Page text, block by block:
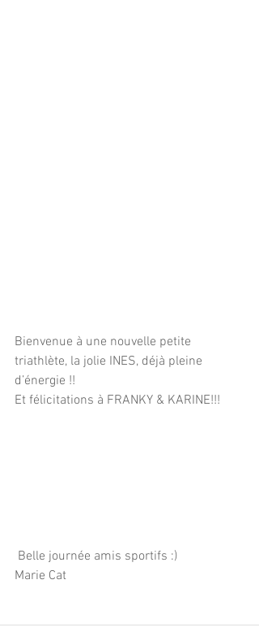
Bienvenue à une nouvelle petite
triathlète, la jolie INES, déjà pleine
d’énergie !!
Et félicitations à FRANKY & KARINE!!!
Belle journée amis sportifs :)
Marie Cat